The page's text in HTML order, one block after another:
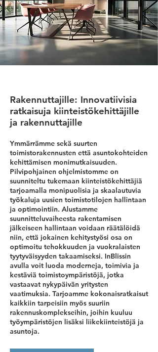
Rakennuttajille: Innovatiivisia
ratkaisuja kiinteistökehittäjille
ja rakennuttajille
Ymmärrämme sekä suurten
toimistorakennusten että asuntokohteiden
kehittämisen monimutkaisuuden.
Pilvipohjainen ohjelmistomme on
suunniteltu tukemaan kiinteistökehittäjiä
tarjoamalla monipuolisia ja skaalautuvia
työkaluja uusien toimistotilojen hallintaan
ja optimointiin. Alustamme
suunnitteluvaiheesta rakentamisen
jälkeiseen hallintaan voidaan räätälöidä
niin, että jokainen kehitystyösi osa on
optimoitu tehokkuuden ja vuokralaisten
tyytyväisyyden takaamiseksi. InBlissin
avulla voit luoda moderneja, toimivia ja
kestäviä toimistoympäristöjä, jotka
vastaavat nykypäivän yritysten
vaatimuksia. Tarjoamme kokonaisratkaisut
kaikkiin tarpeisiin myös suuriin
rakennuskomplekseihin, joihin kuuluu
työympäristöjen lisäksi liikekiinteistöjä ja
asuntoja.